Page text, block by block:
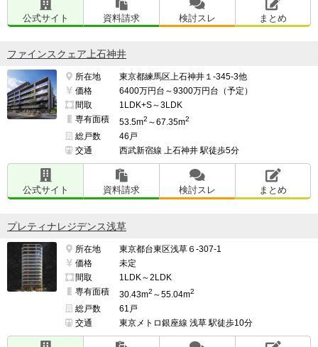
公式サイト 資料請求 検討スレ まとめ
ファインスクェア上石神井
所在地
東京都練馬区上石神井１-345-3他
価格
6400万円台～9300万円台（予定）
間取
1LDK+S～3LDK
専有面積
53.5m2 ～67.35m2
総戸数
46戸
交通
西武新宿線 上石神井 駅徒歩5分
公式サイト 資料請求 検討スレ まとめ
プレティナレジデンス浅草
所在地
東京都台東区浅草６-307-1
価格
未定
間取
1LDK～2LDK
専有面積
30.43m2 ～55.04m2
総戸数
61戸
交通
東京メトロ銀座線 浅草 駅徒歩10分